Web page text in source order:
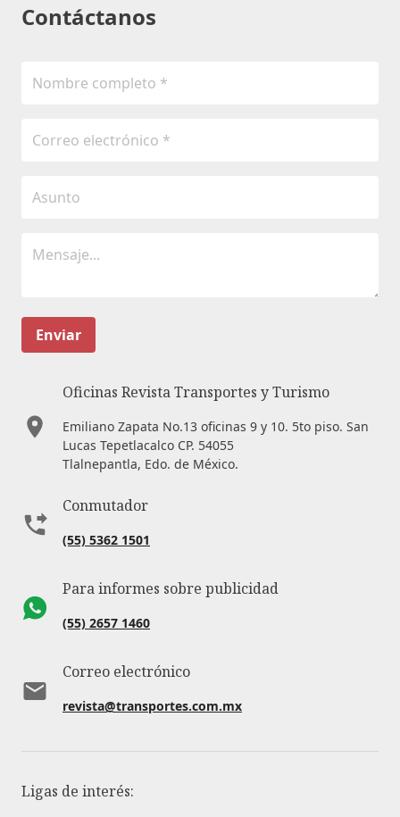
Contáctanos
Enviar
Oficinas Revista Transportes y Turismo
Emiliano Zapata No.13 oficinas 9 y 10. 5to piso. San
Lucas Tepetlacalco CP. 54055
Tlalnepantla, Edo. de México.
Conmutador
(55) 5362 1501
Para informes sobre publicidad
(55) 2657 1460
Correo electrónico
revista@transportes.com.mx
Ligas de interés: